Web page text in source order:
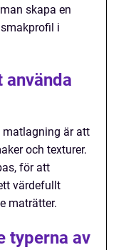
skapa en
i
använda
är att
och texturer.
för att
värdefullt
maträtter.
typerna av